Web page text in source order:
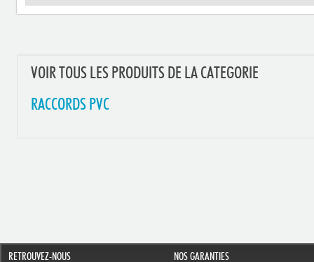
VOIR TOUS LES PRODUITS DE LA CATEGORIE
RACCORDS PVC
RETROUVEZ-NOUS NOS GARANTIES